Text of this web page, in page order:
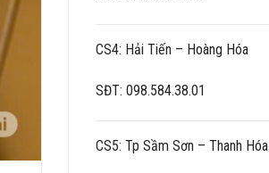
CS4: Hải Tiến – Hoàng Hóa
SĐT: 098.584.38.01
CS5: Tp Sầm Sơn – Thanh Hóa